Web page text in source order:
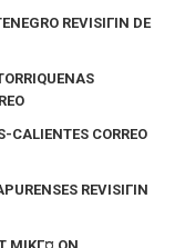
REVISIГІN DE
CALIENTES CORREO
REVISIГІN